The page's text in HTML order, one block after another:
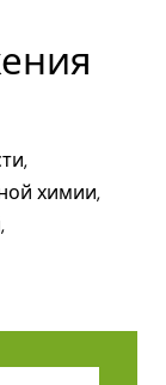
химии,